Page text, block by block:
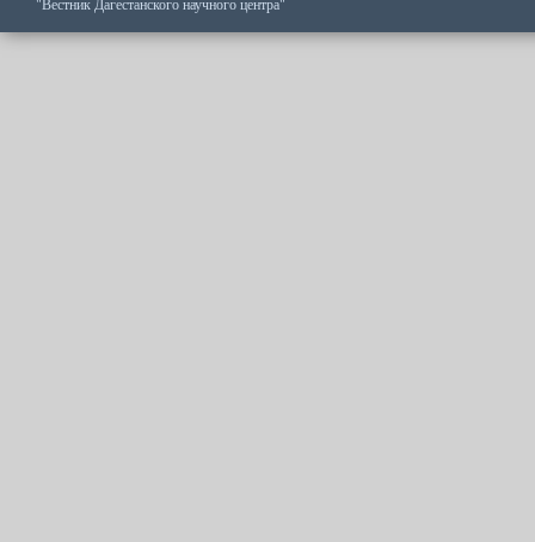
"Вестник Дагестанского научного центра"